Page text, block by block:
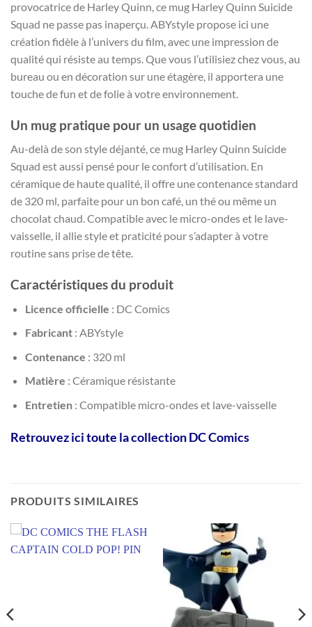
provocatrice de Harley Quinn, ce mug Harley Quinn Suicide
Squad ne passe pas inaperçu. ABYstyle propose ici une
création fidèle à l’univers du film, avec une impression de
qualité qui résiste au temps. Que vous l’utilisiez chez vous, au
bureau ou en décoration sur une étagère, il apportera une
touche de fun et de folie à votre environnement.
Un mug pratique pour un usage quotidien
Au-delà de son style déjanté, ce mug Harley Quinn Suicide
Squad est aussi pensé pour le confort d’utilisation. En
céramique de haute qualité, il offre une contenance standard
de 320 ml, parfaite pour un bon café, un thé ou même un
chocolat chaud. Compatible avec le micro-ondes et le lave-
vaisselle, il allie style et praticité pour s’adapter à votre
routine sans prise de tête.
Caractéristiques du produit
Licence officielle : DC Comics
Fabricant: ABYstyle
Contenance : 320 ml
Matière : Céramique résistante
Entretien: Compatible micro-ondes et lave-vaisselle
Retrouvez ici toute la collection DC Comics
PRODUITS SIMILAIRES